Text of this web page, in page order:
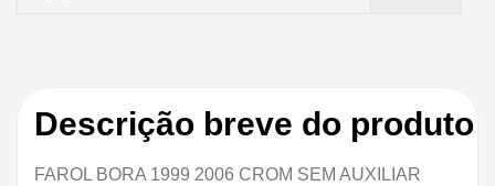
Descrição breve do produto
FAROL BORA 1999 2006 CROM SEM AUXILIAR